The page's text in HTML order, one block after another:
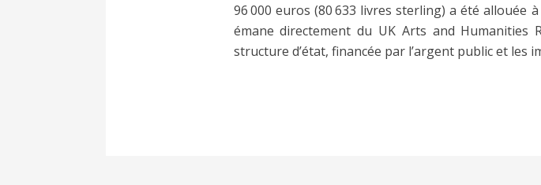
96 000 euros (80 633 livres sterling) a été allouée
émane directement du UK Arts and Humanities
structure d’état, financée par l’argent public et les